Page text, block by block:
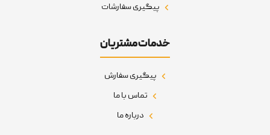
پیگیری سفارشات
خدمات مشتریان
پیگیری سفارش
تماس با ما
درباره ما